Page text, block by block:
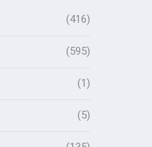
(416)
(595)
(1)
(5)